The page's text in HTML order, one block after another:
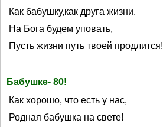
Как бабушку,как друга жизни.
На Бога будем уповать,
Пусть жизни путь твоей продлится!
Бабушке- 80!
Как хорошо, что есть у нас,
Родная бабушка на свете!